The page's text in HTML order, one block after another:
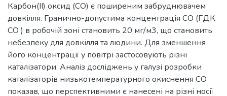
Карбон(ІІ) оксид (СО) є поширеним забруднювачем
довкілля. Гранично-допустима концентрація СО (ГДК
СО ) в робочій зоні становить 20 мг/м3, що становить
небезпеку для довкілля та людини. Для зменшення
його концентрації у повітрі застосовують різні
каталізатори. Аналіз досліджень у галузі розробки
каталізаторів низькотемпературного окиснення СО
показав, що перспективними є нанесені на різні носії